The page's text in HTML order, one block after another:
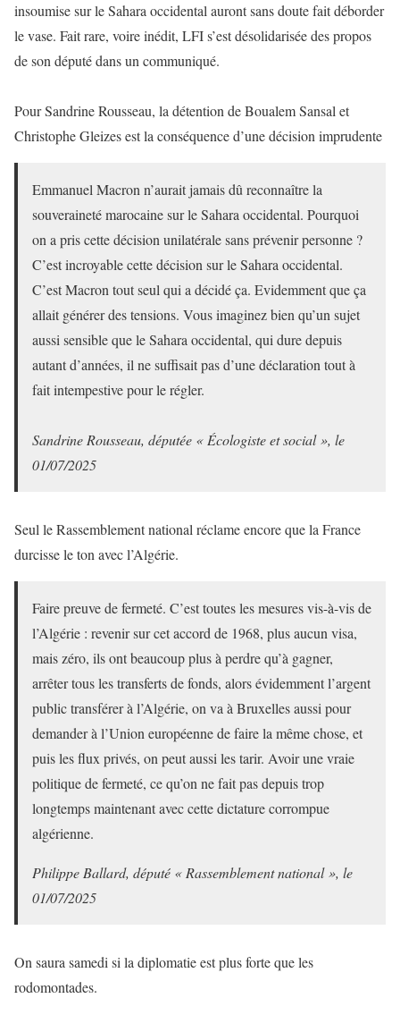
insoumise sur le Sahara occidental auront sans doute fait déborder
le vase. Fait rare, voire inédit, LFI s’est désolidarisée des propos
de son député dans un communiqué.
Pour Sandrine Rousseau, la détention de Boualem Sansal et
Christophe Gleizes est la conséquence d’une décision imprudente
Emmanuel Macron n’aurait jamais dû reconnaître la
souveraineté marocaine sur le Sahara occidental. Pourquoi
on a pris cette décision unilatérale sans prévenir personne ?
C’est incroyable cette décision sur le Sahara occidental.
C’est Macron tout seul qui a décidé ça. Evidemment que ça
allait générer des tensions. Vous imaginez bien qu’un sujet
aussi sensible que le Sahara occidental, qui dure depuis
autant d’années, il ne suffisait pas d’une déclaration tout à
fait intempestive pour le régler.
Sandrine Rousseau, députée « Écologiste et social », le
01/07/2025
Seul le Rassemblement national réclame encore que la France
durcisse le ton avec l’Algérie.
Faire preuve de fermeté. C’est toutes les mesures vis-à-vis de
l’Algérie : revenir sur cet accord de 1968, plus aucun visa,
mais zéro, ils ont beaucoup plus à perdre qu’à gagner,
arrêter tous les transferts de fonds, alors évidemment l’argent
public transférer à l’Algérie, on va à Bruxelles aussi pour
demander à l’Union européenne de faire la même chose, et
puis les flux privés, on peut aussi les tarir. Avoir une vraie
politique de fermeté, ce qu’on ne fait pas depuis trop
longtemps maintenant avec cette dictature corrompue
algérienne.
Philippe Ballard, député « Rassemblement national », le
01/07/2025
On saura samedi si la diplomatie est plus forte que les
rodomontades.